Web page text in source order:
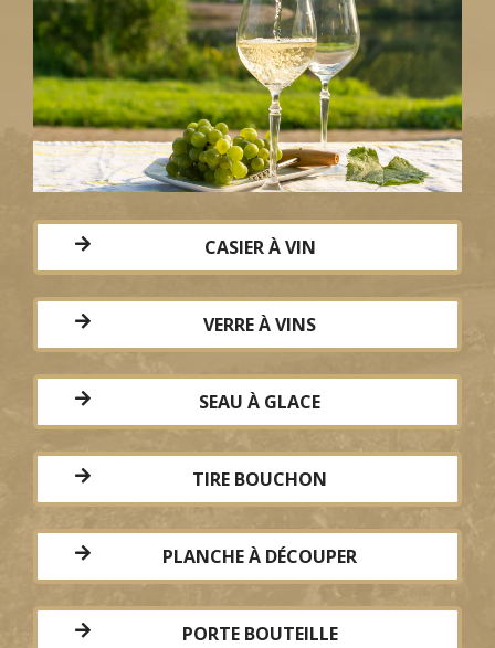
CASIER À VIN
VERRE À VINS
SEAU À GLACE
TIRE BOUCHON
PLANCHE À DÉCOUPER
PORTE BOUTEILLE